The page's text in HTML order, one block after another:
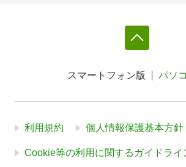
スマートフォン版 パソ
利用規約 個人情報保護基本方針
Cookie等の利用に関するガイドライ